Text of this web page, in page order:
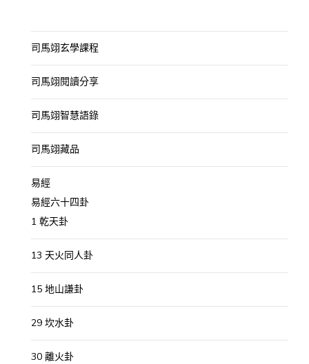
司馬翊玄學課程
司馬翊閱讀分享
司馬翊智慧語錄
司馬翊藏品
易經
易經六十四卦
1 乾天卦
13 天火同人卦
15 地山謙卦
29 坎水卦
30 離火卦